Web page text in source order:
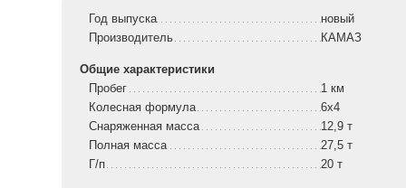
Год выпуска
новый
Производитель
КАМАЗ
Общие характеристики
Пробег
1 км
Колесная формула
6x4
Снаряженная масса
12,9 т
Полная масса
27,5 т
Г/п
20 т